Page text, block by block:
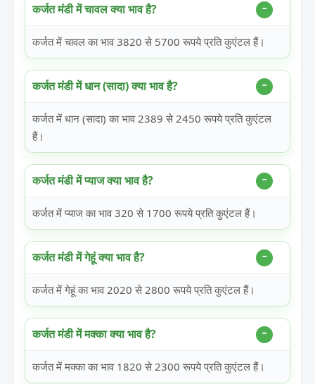
कर्जत मंडी में चावल क्या भाव है?
कर्जत में चावल का भाव 3820 से 5700 रूपये प्रति कुएंटल हैं।
कर्जत मंडी में धान (सादा) क्या भाव है?
कर्जत में धान (सादा) का भाव 2389 से 2450 रूपये प्रति कुएंटल
हैं।
कर्जत मंडी में प्याज क्या भाव है?
कर्जत में प्याज का भाव 320 से 1700 रूपये प्रति कुएंटल हैं।
कर्जत मंडी में गेहूं क्या भाव है?
कर्जत में गेहूं का भाव 2020 से 2800 रूपये प्रति कुएंटल हैं।
कर्जत मंडी में मक्का क्या भाव है?
कर्जत में मक्का का भाव 1820 से 2300 रूपये प्रति कुएंटल हैं।